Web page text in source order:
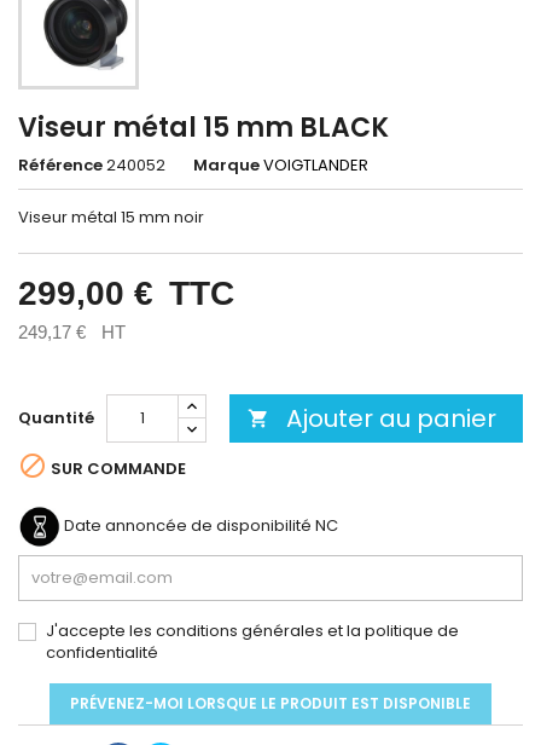
Viseur métal 15 mm BLACK
Référence240052 MarqueVOIGTLANDER
Viseur métal 15 mm noir
299,00 € TTC
249,17 € HT
Quantité  Ajouter au panier
 SUR COMMANDE
Date annoncée de disponibilité NC
J'accepte les conditions générales et la politique de
confidentialité
PRÉVENEZ-MOI LORSQUE LE PRODUIT EST DISPONIBLE